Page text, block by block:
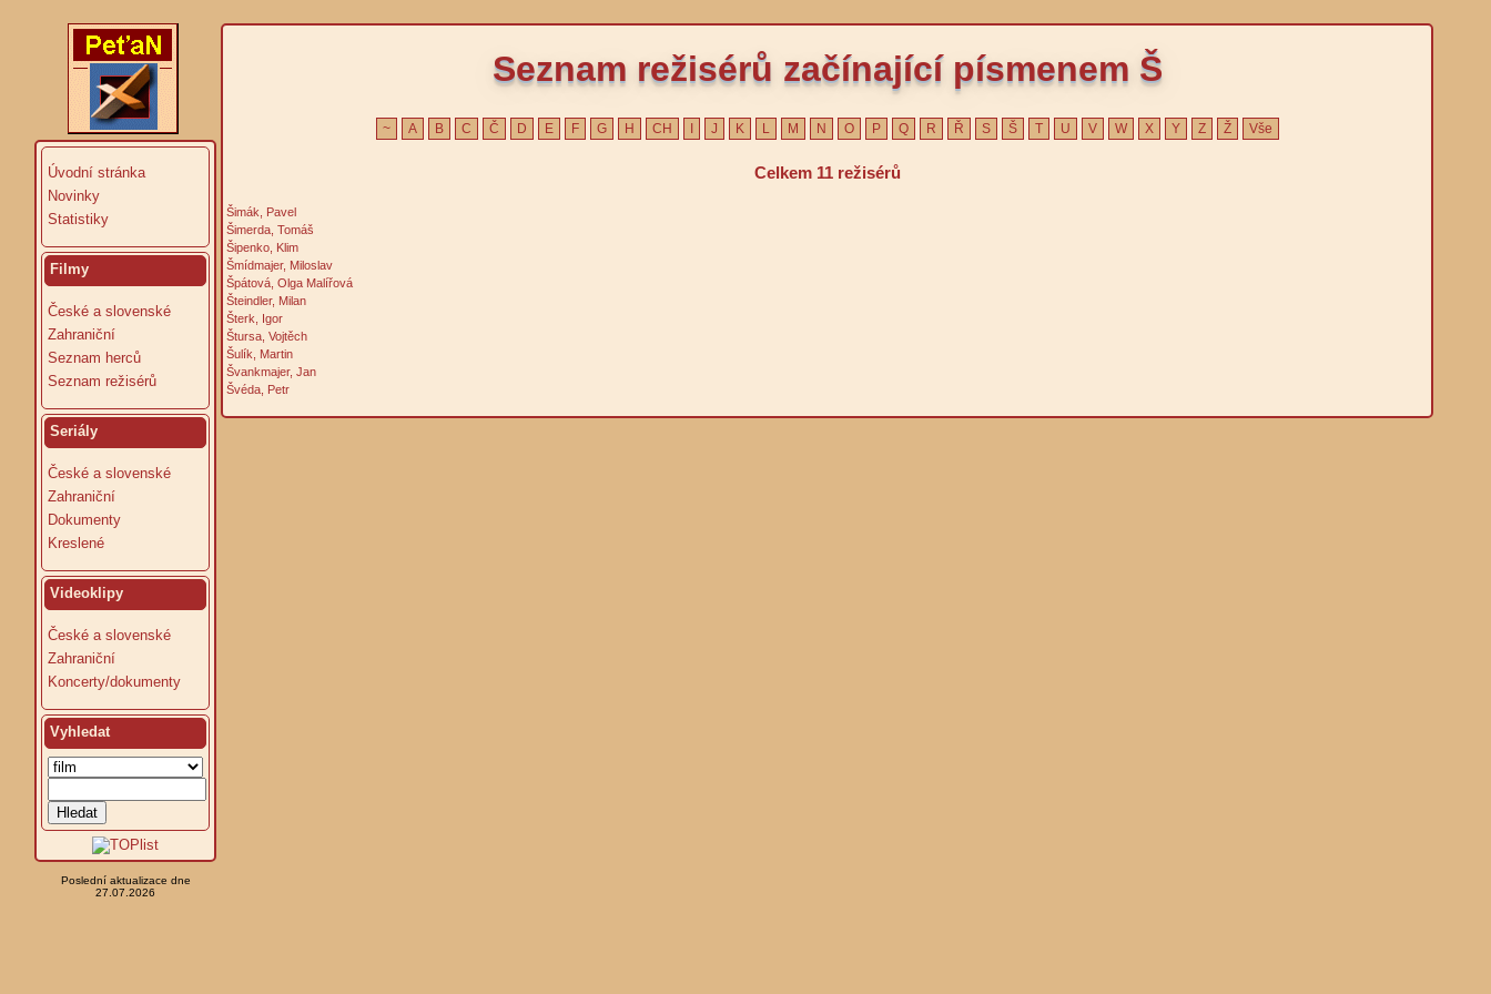
Úvodní stránka
Novinky
Statistiky
Filmy
České a slovenské
Zahraniční
Seznam herců
Seznam režisérů
Seriály
České a slovenské
Zahraniční
Dokumenty
Kreslené
Videoklipy
České a slovenské
Zahraniční
Koncerty/dokumenty
Vyhledat
Poslední aktualizace dne
27.07.2026
Seznam režisérů začínající písmenem Š
~ A B C Č D E F G H CH I J K L M N O P Q R Ř S Š T U V W X Y Z Ž Vše
Celkem 11 režisérů
Šimák, Pavel
Šimerda, Tomáš
Šipenko, Klim
Šmídmajer, Miloslav
Špátová, Olga Malířová
Šteindler, Milan
Šterk, Igor
Štursa, Vojtěch
Šulík, Martin
Švankmajer, Jan
Švéda, Petr